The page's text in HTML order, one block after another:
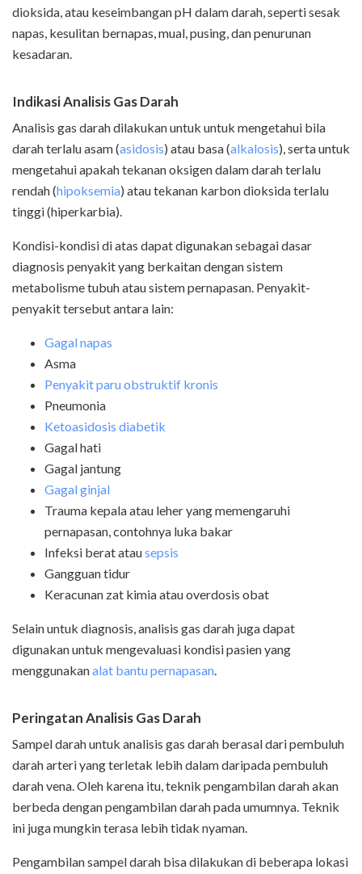
dioksida, atau keseimbangan pH dalam darah, seperti sesak
napas, kesulitan bernapas, mual, pusing, dan penurunan
kesadaran.
Indikasi Analisis Gas Darah
Analisis gas darah dilakukan untuk untuk mengetahui bila
darah terlalu asam (asidosis) atau basa (alkalosis), serta untuk
mengetahui apakah tekanan oksigen dalam darah terlalu
rendah (hipoksemia) atau tekanan karbon dioksida terlalu
tinggi (hiperkarbia).
Kondisi-kondisi di atas dapat digunakan sebagai dasar
diagnosis penyakit yang berkaitan dengan sistem
metabolisme tubuh atau sistem pernapasan. Penyakit-
penyakit tersebut antara lain:
Gagal napas
Asma
Penyakit paru obstruktif kronis
Pneumonia
Ketoasidosis diabetik
Gagal hati
Gagal jantung
Gagal ginjal
Trauma kepala atau leher yang memengaruhi
pernapasan, contohnya luka bakar
Infeksi berat atausepsis
Gangguan tidur
Keracunan zat kimia atau overdosis obat
Selain untuk diagnosis, analisis gas darah juga dapat
digunakan untuk mengevaluasi kondisi pasien yang
menggunakanalat bantu pernapasan.
PeringatanAnalisisGas Darah
Sampel darah untuk analisis gas darah berasal dari pembuluh
darah arteri yang terletak lebih dalam daripada pembuluh
darah vena. Oleh karena itu, teknik pengambilan darah akan
berbeda dengan pengambilan darah pada umumnya. Teknik
ini juga mungkin terasa lebih tidak nyaman.
Pengambilan sampel darah bisa dilakukan di beberapa lokasi